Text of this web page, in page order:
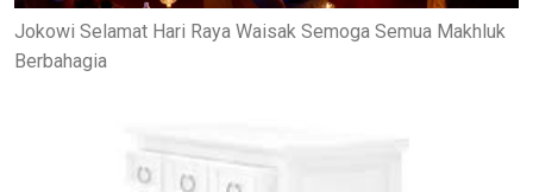
Jokowi Selamat Hari Raya Waisak Semoga Semua Makhluk
Berbahagia